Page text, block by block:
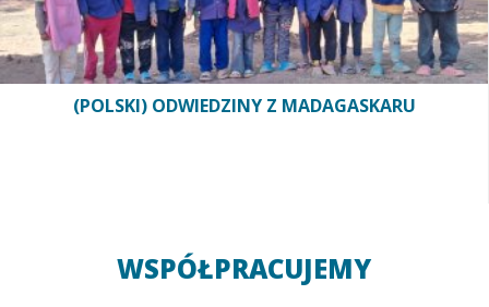
(POLSKI) ODWIEDZINY Z MADAGASKARU
WSPÓŁPRACUJEMY